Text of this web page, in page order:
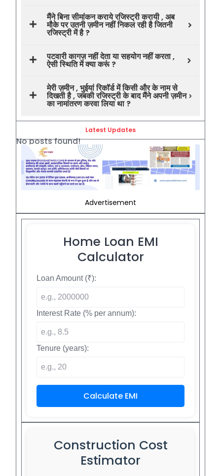
मैंने बिना सीमांकन कराये रजिस्ट्री करायी , अब
मौके पर उतनी ज़मीन नहीं निकल रही है जितनी
रजिस्ट्री में है ?
पटवारी कागज़ नहीं देता या सहयोग नहीं करता ,
ऐसी स्थिति में क्या करूं ?
मेरी ज़मीन , भुईयां रिकॉर्ड में किसी और के नाम से
दिखती है , जबकी रजिस्ट्री के बाद मैंने अपनी ज़मीन
का नामांतरण करवा लिया था ?
Latest Updates
No posts found!
Advertisement
Home Loan EMI
Calculator
Loan Amount (₹):
Interest Rate (% per annum):
Tenure (years):
Calculate EMI
Construction Cost
Estimator